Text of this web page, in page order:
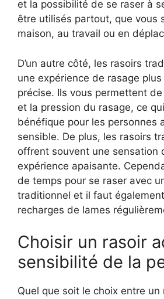
et la possibilité de se raser à
être utilisés partout, que vous
maison, au travail ou en
D’un autre côté, les rasoirs
une expérience de rasage
précise. Ils vous permettent de
et la pression du rasage, ce
bénéfique pour les personnes
sensible. De plus, les rasoirs
offrent souvent une sensation
expérience apaisante.
de temps pour se raser avec
traditionnel et il faut
recharges de lames
Choisir un rasoir
sensibilité de la
Quel que soit le choix entre un